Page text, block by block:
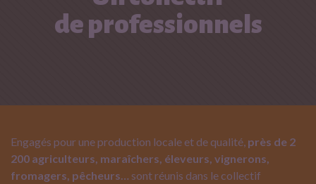
de professionnels
Engagés pour une production locale et de qualité, près de 2
200 agriculteurs, maraîchers, éleveurs, vignerons,
fromagers, pêcheurs… sont réunis dans le collectif